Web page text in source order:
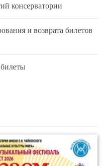
консерватории
и возврата билетов